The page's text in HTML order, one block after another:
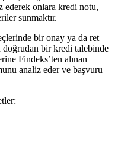
ederek onlara kredi notu,
sunmaktır.
bir onay ya da ret
doğrudan bir kredi talebinde
Findeks’ten alınan
analiz eder ve başvuru